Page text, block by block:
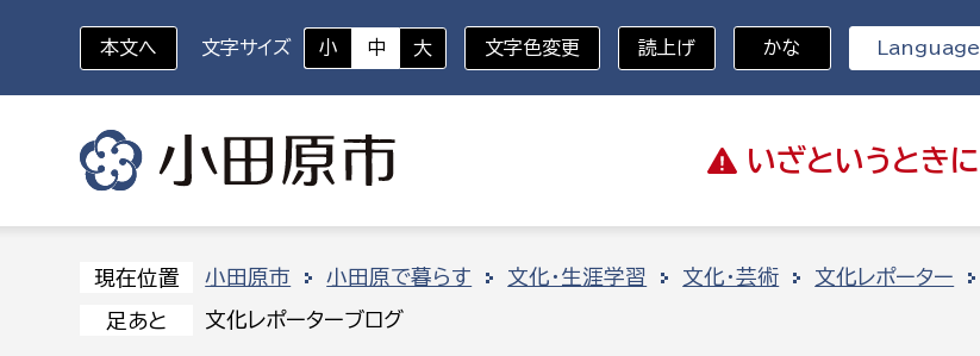
いざと いうときに
いざというときに
対象者を選択 分野を選択
組織から探す
部に属さない室
本文へ 文字サイズ 小 中 大 文字色変更 読上げ かな Language
現在位置 小田原市 小田原で暮らす 文化・生涯学習 文化・芸術 文化レポーター
足あと 文化レポーターブログ